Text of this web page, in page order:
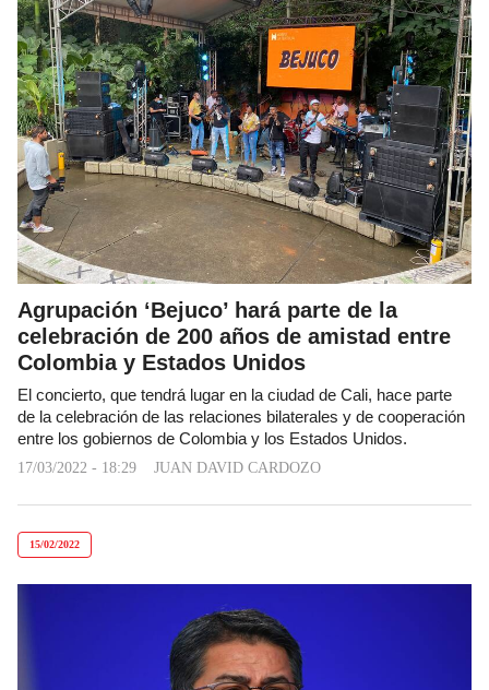
Agrupación ‘Bejuco’ hará parte de la
celebración de 200 años de amistad entre
Colombia y Estados Unidos
El concierto, que tendrá lugar en la ciudad de Cali, hace parte
de la celebración de las relaciones bilaterales y de cooperación
entre los gobiernos de Colombia y los Estados Unidos.
17/03/2022 - 18:29 JUAN DAVID CARDOZO
15/02/2022